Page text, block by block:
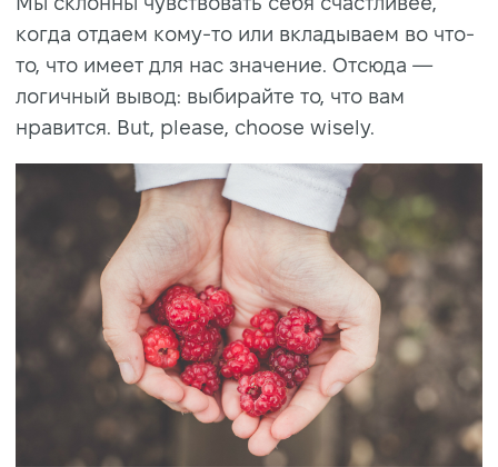
когда отдаем кому-то или вкладываем во что-
то, что имеет для нас значение. Отсюда —
логичный вывод: выбирайте то, что вам
нравится. But, please, choose wisely.